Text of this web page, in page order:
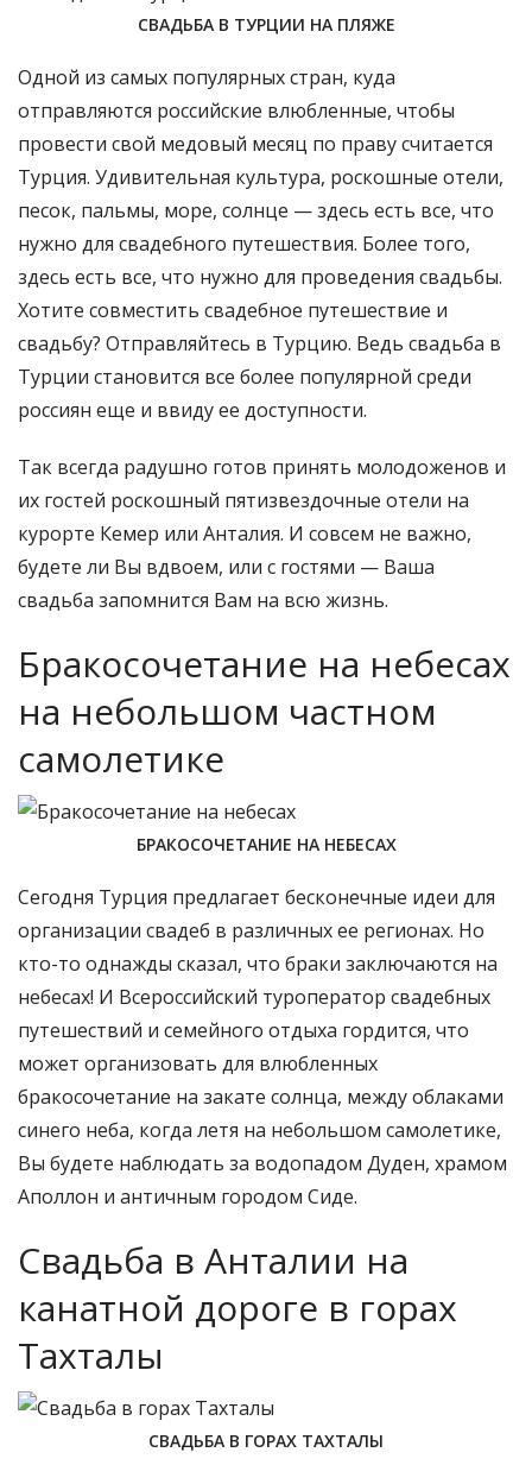
СВАДЬБА В ТУРЦИИ НА ПЛЯЖЕ
Одной из самых популярных стран, куда
отправляются российские влюбленные, чтобы
провести свой медовый месяц по праву считается
Турция. Удивительная культура, роскошные отели,
песок, пальмы, море, солнце — здесь есть все, что
нужно для свадебного путешествия. Более того,
здесь есть все, что нужно для проведения свадьбы.
Хотите совместить свадебное путешествие и
свадьбу? Отправляйтесь в Турцию. Ведь свадьба в
Турции становится все более популярной среди
россиян еще и ввиду ее доступности.
Так всегда радушно готов принять молодоженов и
их гостей роскошный пятизвездочные отели на
курорте Кемер или Анталия. И совсем не важно,
будете ли Вы вдвоем, или с гостями — Ваша
свадьба запомнится Вам на всю жизнь.
Бракосочетание на небесах
на небольшом частном
самолетике
БРАКОСОЧЕТАНИЕ НА НЕБЕСАХ
Сегодня Турция предлагает бесконечные идеи для
организации свадеб в различных ее регионах. Но
кто-то однажды сказал, что браки заключаются на
небесах! И Всероссийский туроператор свадебных
путешествий и семейного отдыха гордится, что
может организовать для влюбленных
бракосочетание на закате солнца, между облаками
синего неба, когда летя на небольшом самолетике,
Вы будете наблюдать за водопадом Дуден, храмом
Аполлон и античным городом Сидe.
Свадьба в Анталии на
канатной дороге в горах
Тахталы
СВАДЬБА В ГОРАХ ТАХТАЛЫ